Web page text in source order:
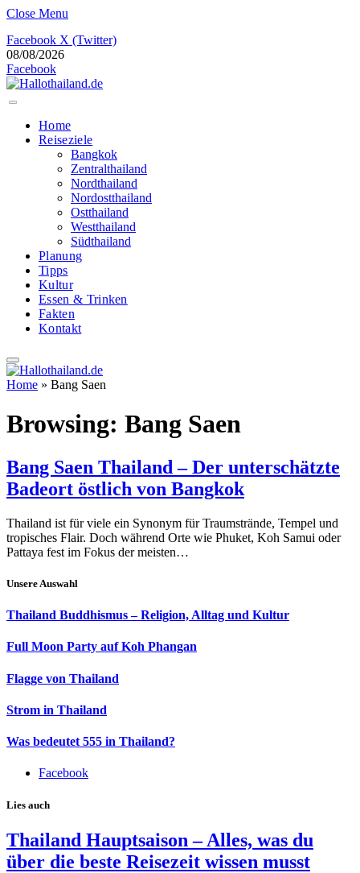
Close Menu
Facebook X (Twitter)
08/08/2026
Facebook
Home
Reiseziele
Bangkok
Zentralthailand
Nordthailand
Nordostthailand
Ostthailand
Westthailand
Südthailand
Planung
Tipps
Kultur
Essen & Trinken
Fakten
Kontakt
Home » Bang Saen
Browsing: Bang Saen
Bang Saen Thailand – Der unterschätzte
Badeort östlich von Bangkok
Thailand ist für viele ein Synonym für Traumstrände, Tempel und
tropisches Flair. Doch während Orte wie Phuket, Koh Samui oder
Pattaya fest im Fokus der meisten…
Unsere Auswahl
Thailand Buddhismus – Religion, Alltag und Kultur
Full Moon Party auf Koh Phangan
Flagge von Thailand
Strom in Thailand
Was bedeutet 555 in Thailand?
Facebook
Lies auch
Thailand Hauptsaison – Alles, was du
über die beste Reisezeit wissen musst